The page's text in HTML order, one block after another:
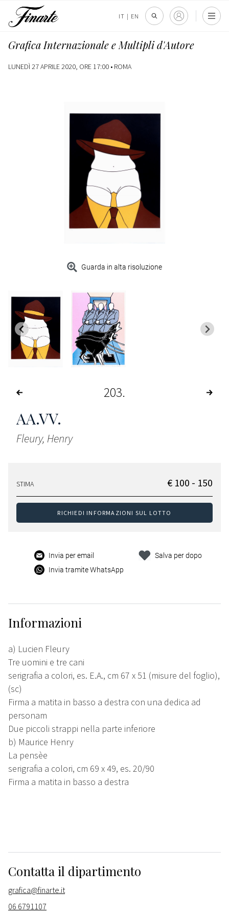
IT | EN
Grafica Internazionale e Multipli d'Autore
LUNEDÌ 27 APRILE 2020, ORE 17:00 • ROMA
Guarda in alta risoluzione
203
AA.VV.
Fleury, Henry
STIMA € 100 - 150
RICHIEDI INFORMAZIONI SUL LOTTO
Invia per email
Invia tramite WhatsApp
Salva per dopo
Informazioni
a) Lucien Fleury
Tre uomini e tre cani
serigrafia a colori, es. E.A., cm 67 x 51 (misure del foglio),
(sc)
Firma a matita in basso a destra con una dedica ad
personam
Due piccoli strappi nella parte inferiore
b) Maurice Henry
La pensèe
serigrafia a colori, cm 69 x 49, es. 20/90
Firma a matita in basso a destra
Contatta il dipartimento
grafica@finarte.it
06 6791107